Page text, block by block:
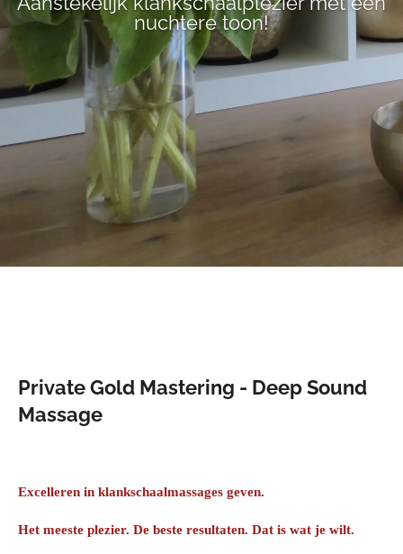
nuchtere toon!
Private Gold Mastering - Deep Sound
Massage
Excelleren in klankschaalmassages geven.
Het meeste plezier. De beste resultaten. Dat is wat je wilt.